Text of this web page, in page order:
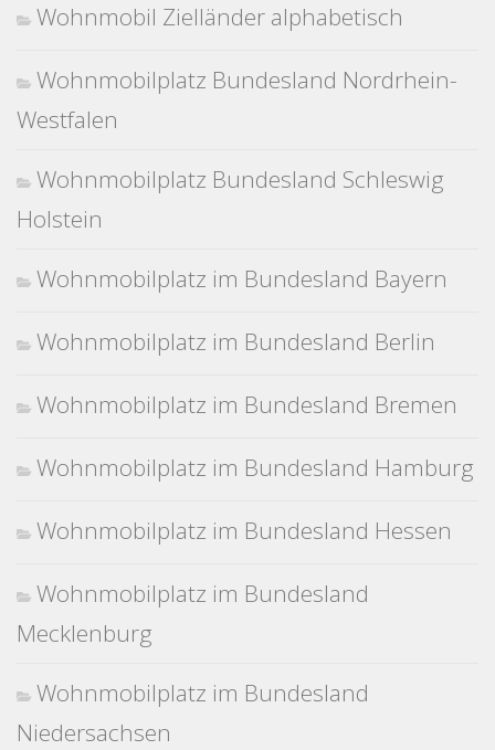
Wohnmobil Zielländer alphabetisch
Wohnmobilplatz Bundesland Nordrhein-
Westfalen
Wohnmobilplatz Bundesland Schleswig
Holstein
Wohnmobilplatz im Bundesland Bayern
Wohnmobilplatz im Bundesland Berlin
Wohnmobilplatz im Bundesland Bremen
Wohnmobilplatz im Bundesland Hamburg
Wohnmobilplatz im Bundesland Hessen
Wohnmobilplatz im Bundesland
Mecklenburg
Wohnmobilplatz im Bundesland
Niedersachsen